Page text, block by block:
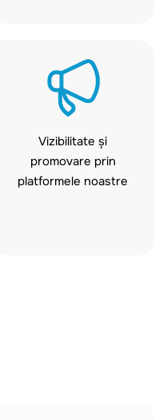
Vizibilitate și
promovare prin
platformele noastre